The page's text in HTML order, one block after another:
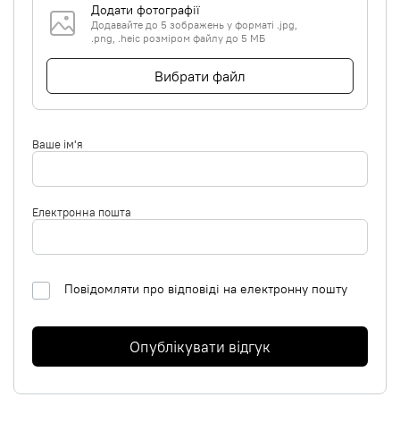
Додати фотографії
Додавайте до 5 зображень у форматі .jpg,
.png, .heic розміром файлу до 5 МБ
Вибрати файл
Ваше ім'я
Електронна пошта
Повідомляти про відповіді на електронну пошту
Опублікувати відгук